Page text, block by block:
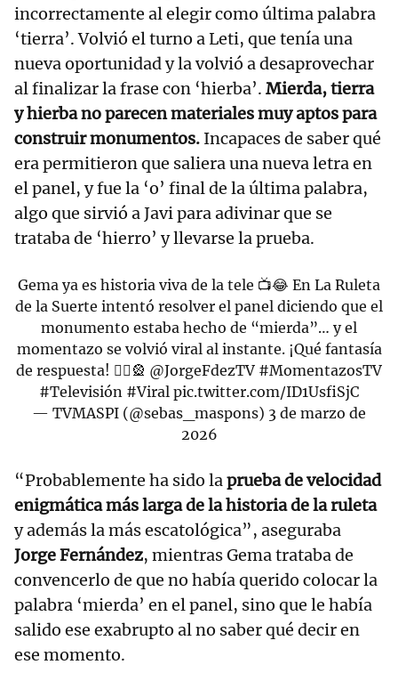
incorrectamente al elegir como última palabra
‘tierra’. Volvió el turno a Leti, que tenía una
nueva oportunidad y la volvió a desaprovechar
al finalizar la frase con ‘hierba’. Mierda, tierra
y hierba no parecen materiales muy aptos para
construir monumentos. Incapaces de saber qué
era permitieron que saliera una nueva letra en
el panel, y fue la ‘o’ final de la última palabra,
algo que sirvió a Javi para adivinar que se
trataba de ‘hierro’ y llevarse la prueba.
Gema ya es historia viva de la tele 📺😂 En La Ruleta
de la Suerte intentó resolver el panel diciendo que el
monumento estaba hecho de “mierda”… y el
momentazo se volvió viral al instante. ¡Qué fantasía
de respuesta! 🤦‍♀️🎡 @JorgeFdezTV #MomentazosTV
#Televisión #Viral pic.twitter.com/ID1UsfiSjC
— TVMASPI (@sebas_maspons) 3 de marzo de
2026
“Probablemente ha sido laprueba de velocidad
enigmática más larga de la historia de la ruleta
y además la más escatológica”, aseguraba
Jorge Fernández, mientras Gema trataba de
convencerlo de que no había querido colocar la
palabra ‘mierda’ en el panel, sino que le había
salido ese exabrupto al no saber qué decir en
ese momento.